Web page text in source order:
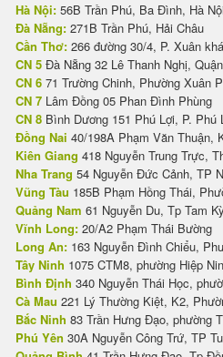
Hà Nội: 56B Trần Phú, Ba Đình, Hà
Đà Nẵng: 271B Trần Phú, Hải Châu
Cần Thơ: 266 đường 30/4, P. Xuân
CN 5 Đà Nẵng 32 Lê Thanh Nghị,
CN 6 71 Trường Chinh, Phường Xuân
CN 7 Lâm Đồng 05 Phan Đình Phùng
CN 8 Bình Dương 151 Phú Lợi, P. Phú
Đồng Nai 40/198A Phạm Văn Thuận,
Kiên Giang 418 Nguyễn Trung Trực,
Nha Trang 54 Nguyễn Đức Cảnh, TP
Vũng Tàu 185B Phạm Hồng Thái,
Quảng Nam 61 Nguyễn Du, Tp Tam Kỳ
Vĩnh Long: 20/A2 Phạm Thái Bường
Long An: 163 Nguyễn Đình Chiểu,
Tây Ninh 1075 CTM8, phường Hiệp
Bình Định 340 Nguyễn Thái Học,
Cà Mau 221 Lý Thường Kiệt, K2,
Bắc Ninh 83 Trần Hưng Đạo, phường
Phú Yên 30A Nguyễn Công Trứ, TP